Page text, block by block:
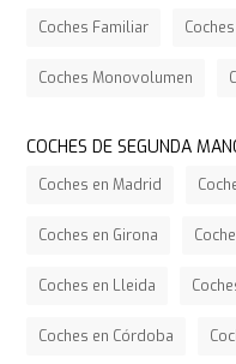
Coches Familiar
Coches Monovolumen
COCHES DE SEGUNDA
Coches en Madrid
Coches en Girona
Coches en Lleida
Coches en Córdoba